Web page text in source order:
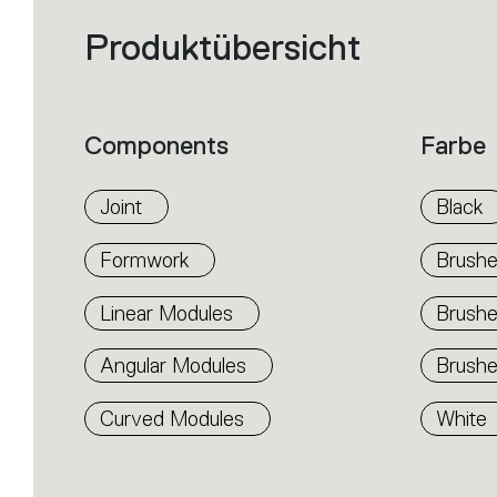
Filters
that
the
the
filters
to
the
desired
Produktübersicht
Components
Joint
Formwork
Linear Modules
Angular Modules
Curved Modules
Farbe
Black
White